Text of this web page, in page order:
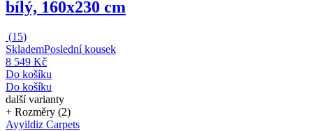
bílý, 160x230 cm
(15)
SklademPoslední kousek
8 549 Kč
Do košíku
Do košíku
další varianty
+ Rozměry (2)
Ayyildiz Carpets